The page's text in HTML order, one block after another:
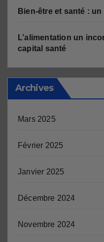
Bien-être et santé :
L’alimentation un
capital santé
Archives
Mars 2025
Février 2025
Janvier 2025
Décembre 2024
Novembre 2024